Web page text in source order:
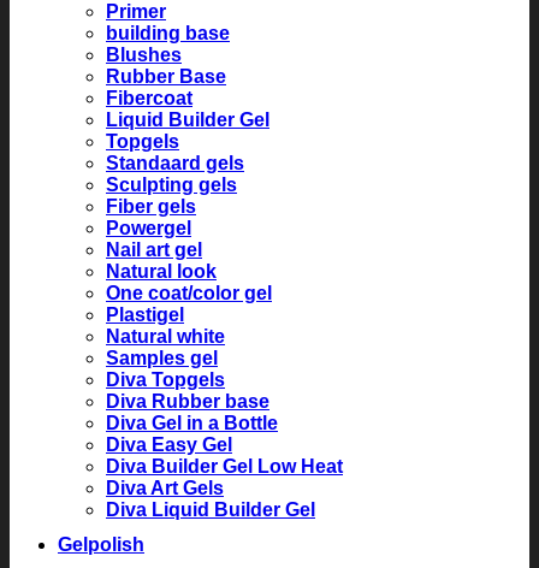
Primer
building base
Blushes
Rubber Base
Fibercoat
Liquid Builder Gel
Topgels
Standaard gels
Sculpting gels
Fiber gels
Powergel
Nail art gel
Natural look
One coat/color gel
Plastigel
Natural white
Samples gel
Diva Topgels
Diva Rubber base
Diva Gel in a Bottle
Diva Easy Gel
Diva Builder Gel Low Heat
Diva Art Gels
Diva Liquid Builder Gel
Gelpolish